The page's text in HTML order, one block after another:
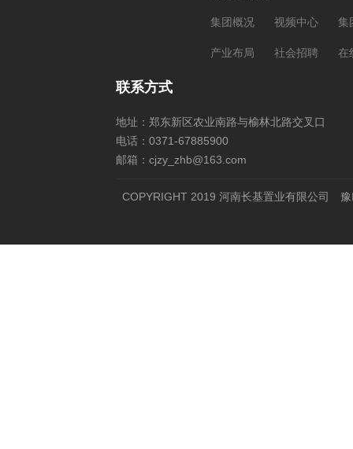
集团概况 视频中心 集
产业布局 社会招聘 在
联系方式
地址：郑东新区农业南路与榆林北路交叉口
电话：0371-67885900
邮箱：cjzy_zhb@163.com
COPYRIGHT 2019 河南长基置业有限公司